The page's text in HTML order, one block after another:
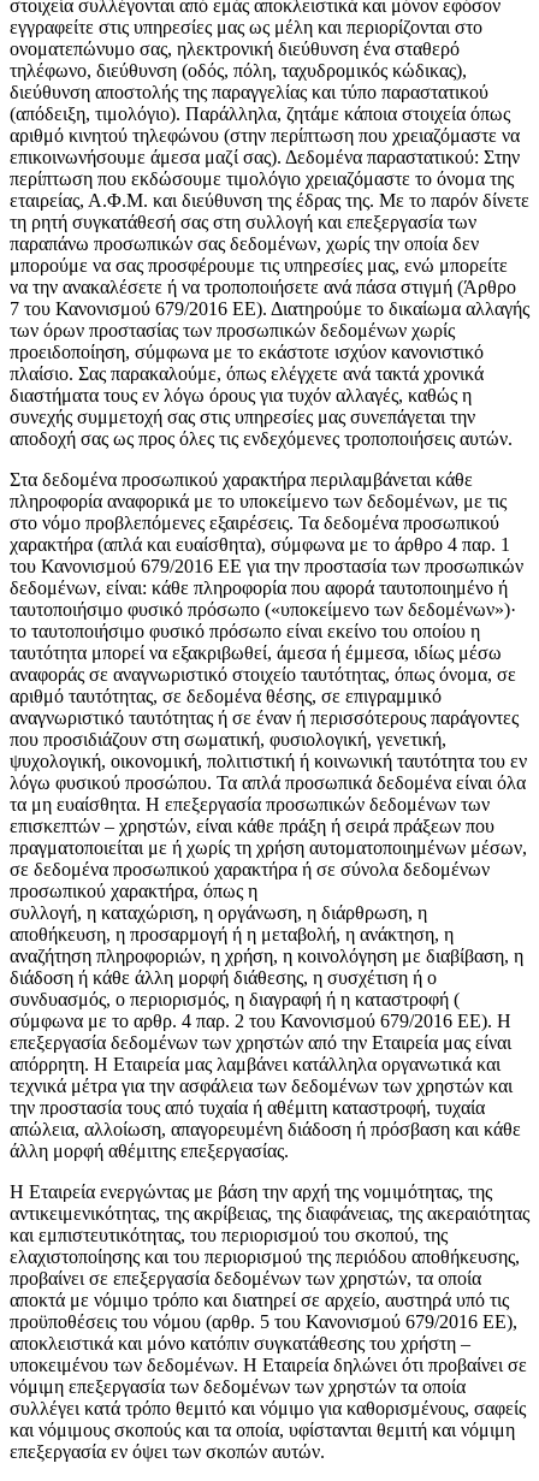
στοιχεία συλλέγονται από εμάς αποκλειστικά και μόνον εφόσον
εγγραφείτε στις υπηρεσίες μας ως μέλη και περιορίζονται στο
ονοματεπώνυμο σας, ηλεκτρονική διεύθυνση ένα σταθερό
τηλέφωνο, διεύθυνση (οδός, πόλη, ταχυδρομικός κώδικας),
διεύθυνση αποστολής της παραγγελίας και τύπο παραστατικού
(απόδειξη, τιμολόγιο). Παράλληλα, ζητάμε κάποια στοιχεία όπως
αριθμό κινητού τηλεφώνου (στην περίπτωση που χρειαζόμαστε να
επικοινωνήσουμε άμεσα μαζί σας). Δεδομένα παραστατικού: Στην
περίπτωση που εκδώσουμε τιμολόγιο χρειαζόμαστε το όνομα της
εταιρείας, Α.Φ.Μ. και διεύθυνση της έδρας της. Με το παρόν δίνετε
τη ρητή συγκατάθεσή σας στη συλλογή και επεξεργασία των
παραπάνω προσωπικών σας δεδομένων, χωρίς την οποία δεν
μπορούμε να σας προσφέρουμε τις υπηρεσίες μας, ενώ μπορείτε
να την ανακαλέσετε ή να τροποποιήσετε ανά πάσα στιγμή (Άρθρο
7 του Κανονισμού 679/2016 ΕΕ). Διατηρούμε το δικαίωμα αλλαγής
των όρων προστασίας των προσωπικών δεδομένων χωρίς
προειδοποίηση, σύμφωνα με το εκάστοτε ισχύον κανονιστικό
πλαίσιο. Σας παρακαλούμε, όπως ελέγχετε ανά τακτά χρονικά
διαστήματα τους εν λόγω όρους για τυχόν αλλαγές, καθώς η
συνεχής συμμετοχή σας στις υπηρεσίες μας συνεπάγεται την
αποδοχή σας ως προς όλες τις ενδεχόμενες τροποποιήσεις αυτών.
Στα δεδομένα προσωπικού χαρακτήρα περιλαμβάνεται κάθε
πληροφορία αναφορικά με το υποκείμενο των δεδομένων, με τις
στο νόμο προβλεπόμενες εξαιρέσεις. Τα δεδομένα προσωπικού
χαρακτήρα (απλά και ευαίσθητα), σύμφωνα με το άρθρο 4 παρ. 1
του Κανονισμού 679/2016 ΕΕ για την προστασία των προσωπικών
δεδομένων, είναι: κάθε πληροφορία που αφορά ταυτοποιημένο ή
ταυτοποιήσιμο φυσικό πρόσωπο («υποκείμενο των δεδομένων»)·
το ταυτοποιήσιμο φυσικό πρόσωπο είναι εκείνο του οποίου η
ταυτότητα μπορεί να εξακριβωθεί, άμεσα ή έμμεσα, ιδίως μέσω
αναφοράς σε αναγνωριστικό στοιχείο ταυτότητας, όπως όνομα, σε
αριθμό ταυτότητας, σε δεδομένα θέσης, σε επιγραμμικό
αναγνωριστικό ταυτότητας ή σε έναν ή περισσότερους παράγοντες
που προσιδιάζουν στη σωματική, φυσιολογική, γενετική,
ψυχολογική, οικονομική, πολιτιστική ή κοινωνική ταυτότητα του εν
λόγω φυσικού προσώπου. Τα απλά προσωπικά δεδομένα είναι όλα
τα μη ευαίσθητα. Η επεξεργασία προσωπικών δεδομένων των
επισκεπτών – χρηστών, είναι κάθε πράξη ή σειρά πράξεων που
πραγματοποιείται με ή χωρίς τη χρήση αυτοματοποιημένων μέσων,
σε δεδομένα προσωπικού χαρακτήρα ή σε σύνολα δεδομένων
προσωπικού χαρακτήρα, όπως η
συλλογή, η καταχώριση, η οργάνωση, η διάρθρωση, η
αποθήκευση, η προσαρμογή ή η μεταβολή, η ανάκτηση, η
αναζήτηση πληροφοριών, η χρήση, η κοινολόγηση με διαβίβαση, η
διάδοση ή κάθε άλλη μορφή διάθεσης, η συσχέτιση ή ο
συνδυασμός, ο περιορισμός, η διαγραφή ή η καταστροφή (
σύμφωνα με το αρθρ. 4 παρ. 2 του Κανονισμού 679/2016 ΕΕ). Η
επεξεργασία δεδομένων των χρηστών από την Εταιρεία μας είναι
απόρρητη. Η Εταιρεία μας λαμβάνει κατάλληλα οργανωτικά και
τεχνικά μέτρα για την ασφάλεια των δεδομένων των χρηστών και
την προστασία τους από τυχαία ή αθέμιτη καταστροφή, τυχαία
απώλεια, αλλοίωση, απαγορευμένη διάδοση ή πρόσβαση και κάθε
άλλη μορφή αθέμιτης επεξεργασίας.
Η Εταιρεία ενεργώντας με βάση την αρχή της νομιμότητας, της
αντικειμενικότητας, της ακρίβειας, της διαφάνειας, της ακεραιότητας
και εμπιστευτικότητας, του περιορισμού του σκοπού, της
ελαχιστοποίησης και του περιορισμού της περιόδου αποθήκευσης,
προβαίνει σε επεξεργασία δεδομένων των χρηστών, τα οποία
αποκτά με νόμιμο τρόπο και διατηρεί σε αρχείο, αυστηρά υπό τις
προϋποθέσεις του νόμου (αρθρ. 5 του Κανονισμού 679/2016 ΕΕ),
αποκλειστικά και μόνο κατόπιν συγκατάθεσης του χρήστη –
υποκειμένου των δεδομένων. Η Εταιρεία δηλώνει ότι προβαίνει σε
νόμιμη επεξεργασία των δεδομένων των χρηστών τα οποία
συλλέγει κατά τρόπο θεμιτό και νόμιμο για καθορισμένους, σαφείς
και νόμιμους σκοπούς και τα οποία, υφίστανται θεμιτή και νόμιμη
επεξεργασία εν όψει των σκοπών αυτών.